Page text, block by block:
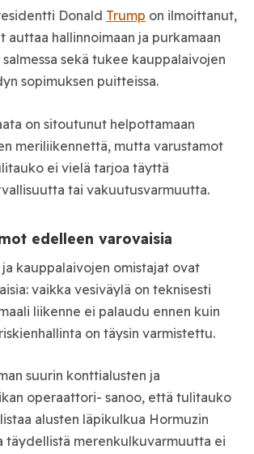
Donald Trump on ilmoittanut,
auttaa hallinnoimaan ja purkamaan
sekä tukee kauppalaivojen
sopimuksen puitteissa.
on sitoutunut helpottamaan
meriliikennettä, mutta varustamot
ei vielä tarjoa täyttä
tai vakuutusvarmuutta.
edelleen varovaisia
kauppalaivojen omistajat ovat
vaikka vesiväylä on teknisesti
liikenne ei palaudu ennen kuin
on täysin varmistettu.
suurin konttialusten ja
operaattori- sanoo, että tulitauko
alusten läpikulkua Hormuzin
täydellistä merenkulkuvarmuutta ei